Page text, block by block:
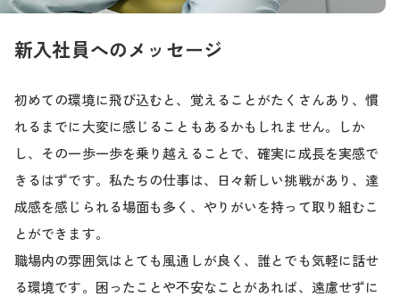
新入社員へのメッセージ
初めての環境に飛び込むと、覚えることがたくさんあり、慣
れるまでに大変に感じることもあるかもしれません。しか
し、その一歩一歩を乗り越えることで、確実に成長を実感で
きるはずです。私たちの仕事は、日々新しい挑戦があり、達
成感を感じられる場面も多く、やりがいを持って取り組むこ
とができます。
職場内の雰囲気はとても風通しが良く、誰とでも気軽に話せ
る環境です。困ったことや不安なことがあれば、遠慮せずに